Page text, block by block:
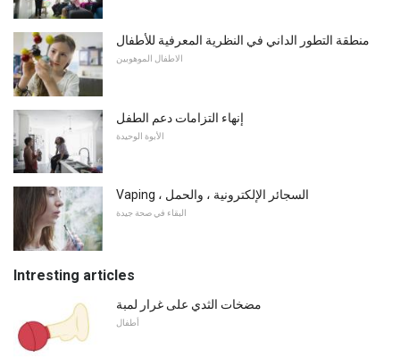
منطقة التطور الداني في النظرية المعرفية للأطفال
الاطفال الموهوبين
إنهاء التزامات دعم الطفل
الأبوة الوحيدة
Vaping ، السجائر الإلكترونية ، والحمل
البقاء في صحة جيدة
Intresting articles
مضخات الثدي على غرار لمبة
أطفال